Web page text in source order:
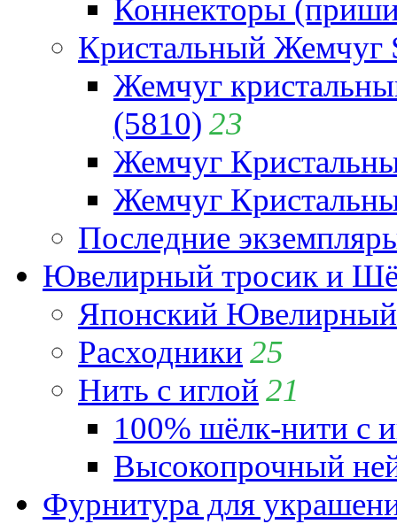
Коннекторы
Кристальный Жемчуг
Жемчуг
(5810) 23
Жемчуг
Жемчуг
Последние
Ювелирный тросик и
Японский
Расходники 25
Нить с иглой 21
100% шёлк-нити с
Высокопрочный
Фурнитура для